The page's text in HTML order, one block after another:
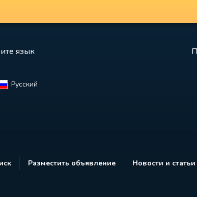
язык
Русский‎
Разместить объявление Новости и статьи